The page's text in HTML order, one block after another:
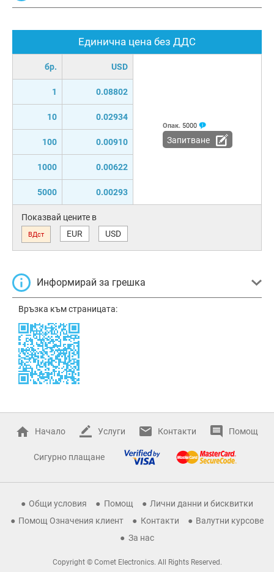
Единична цена без ДДС
бр. USD
1 0.08802
10 0.02934
100 0.00910
1000 0.00622
5000 0.00293
Опак. 5000
Запитване
Показвай цените в
ВДст EUR USD
Информирай за грешка
Връзка към страницата:
Начало Услуги Контакти Помощ
Сигурно плащане
Общи условия Помощ
Лични данни и бисквитки
Помощ Означения клиент
Контакти
Валутни курсове
За нас
Copyright © Comet Electronics. All Rights Reserved.